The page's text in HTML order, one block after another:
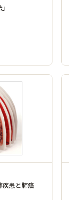
患と肺癌